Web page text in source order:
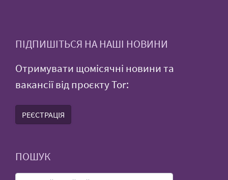
ПІДПИШІТЬСЯ НА НАШІ НОВИНИ
Отримувати щомісячні новини та
вакансії від проєкту Tor:
РЕЄСТРАЦІЯ
ПОШУК